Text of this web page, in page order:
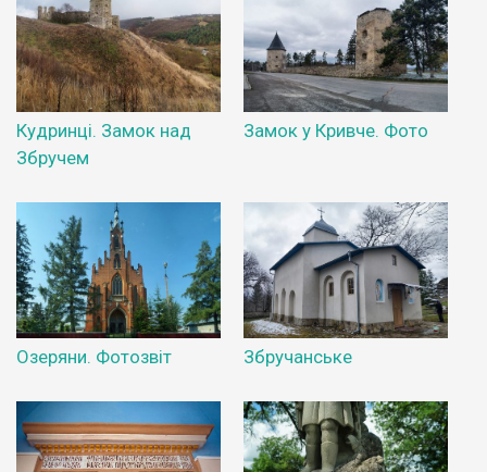
Кудринці. Замок над
Збручем
Замок у Кривче. Фото
Озеряни. Фотозвіт Збручанське